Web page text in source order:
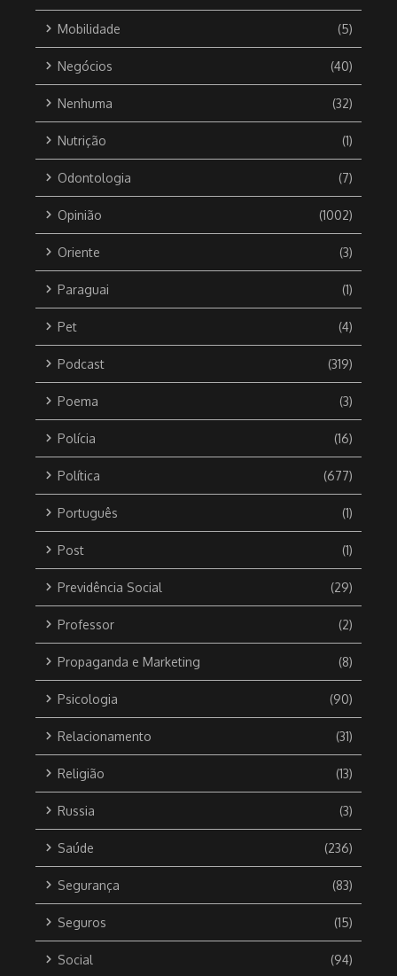
Mobilidade (5)
Negócios (40)
Nenhuma (32)
Nutrição (1)
Odontologia (7)
Opinião (1002)
Oriente (3)
Paraguai (1)
Pet (4)
Podcast (319)
Poema (3)
Polícia (16)
Política (677)
Português (1)
Post (1)
Previdência Social (29)
Professor (2)
Propaganda e Marketing (8)
Psicologia (90)
Relacionamento (31)
Religião (13)
Russia (3)
Saúde (236)
Segurança (83)
Seguros (15)
Social (94)